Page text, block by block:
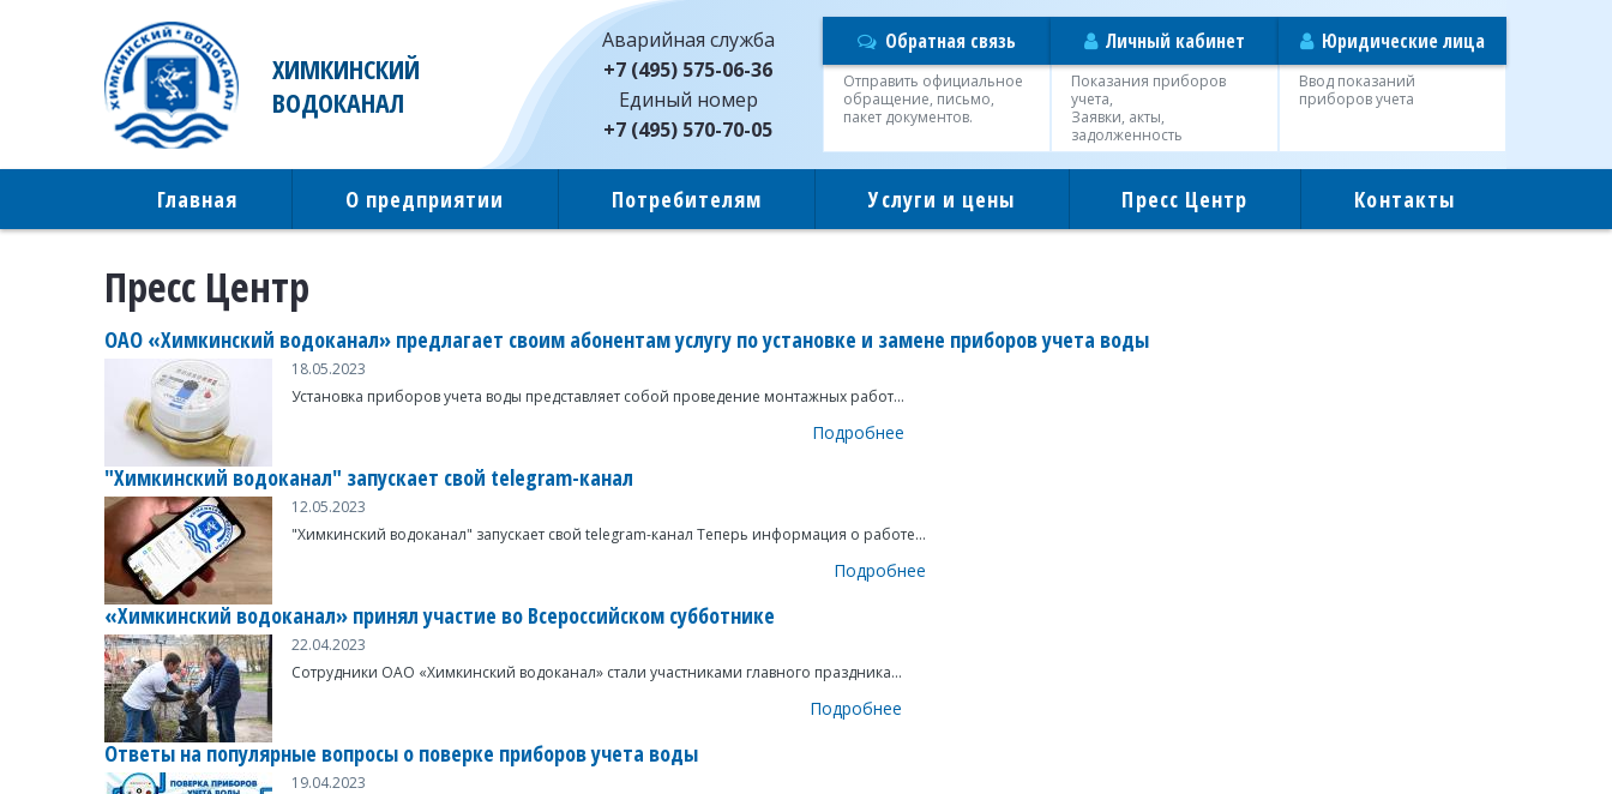
ХИМКИНСКИЙ
ВОДОКАНАЛ
Аварийная служба
+7 (495) 575-06-36
Единый номер
+7 (495) 570-70-05
Обратная связь
Отправить официальное
обращение, письмо,
пакет документов.
Личный кабинет
Показания приборов
учета,
Заявки, акты,
задолженность
Юридические лица
Ввод показаний
приборов учета
Главная О предприятии Потребителям Услуги и цены Пресс Центр Контакты
Пресс Центр
ОАО «Химкинский водоканал» предлагает своим абонентам услугу по установке и замене приборов учета воды
18.05.2023
Установка приборов учета воды представляет собой проведение монтажных работ...
Подробнее
"Химкинский водоканал" запускает свой telegram-канал
12.05.2023
"Химкинский водоканал" запускает свой telegram-канал Теперь информация о работе...
Подробнее
«Химкинский водоканал» принял участие во Всероссийском субботнике
22.04.2023
Сотрудники ОАО «Химкинский водоканал» стали участниками главного праздника...
Подробнее
Ответы на популярные вопросы о поверке приборов учета воды
19.04.2023